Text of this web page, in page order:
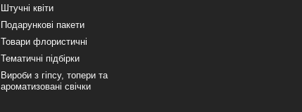
Штучні квіти
Подарункові пакети
Товари флористичні
Тематичні підбірки
Вироби з гіпсу, топери та
ароматизовані свічки